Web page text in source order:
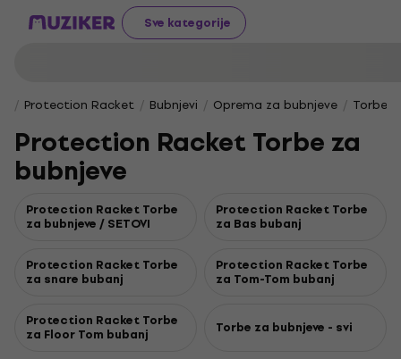
Sve kategorije
Protection Racket Bubnjevi Oprema za bubnjeve Torbe i
Protection Racket Torbe za
bubnjeve
Protection Racket Torbe
za bubnjeve / SETOVI
Protection Racket Torbe
za Bas bubanj
Protection Racket Torbe
za snare bubanj
Protection Racket Torbe
za Tom-Tom bubanj
Protection Racket Torbe
za Floor Tom bubanj Torbe za bubnjeve - svi